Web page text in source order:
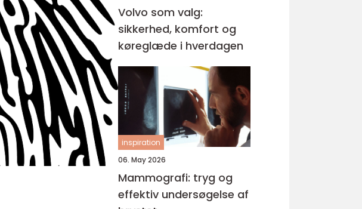
Volvo som valg:
sikkerhed, komfort og
køreglæde i hverdagen
inspiration
06. May 2026
Mammografi: tryg og
effektiv undersøgelse af